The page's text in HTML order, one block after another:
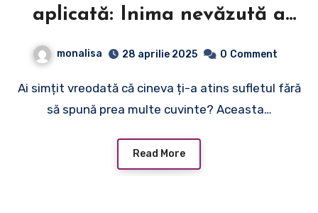
aplicată: Inima nevăzută a
monalisa 28 aprilie 2025 0 Comment
Ai simțit vreodată că cineva ți-a atins sufletul fără
să spună prea multe cuvinte? Aceasta…
Read More